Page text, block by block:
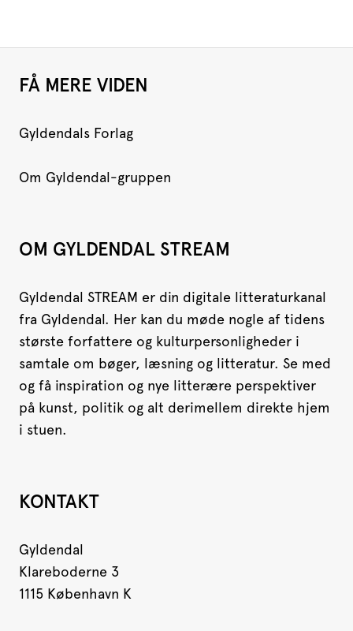
FÅ MERE VIDEN
Gyldendals Forlag
Om Gyldendal-gruppen
OM GYLDENDAL STREAM
Gyldendal STREAM er din digitale litteraturkanal
fra Gyldendal. Her kan du møde nogle af tidens
største forfattere og kulturpersonligheder i
samtale om bøger, læsning og litteratur. Se med
og få inspiration og nye litterære perspektiver
på kunst, politik og alt derimellem direkte hjem
i stuen.
KONTAKT
Gyldendal
Klareboderne 3
1115 København K